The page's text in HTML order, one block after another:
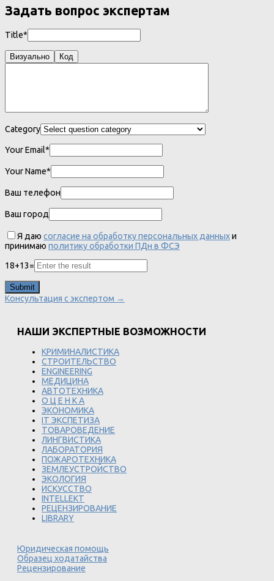
Задать вопрос экспертам
Title*
Визуально Код
Category
Your Email*
Your Name*
Ваш телефон
Ваш город
Я даю согласие на обработку персональных данныхи
принимаю политику обработки ПДн в ФСЭ
18+13=
Консультация с экспертом →
НАШИ ЭКСПЕРТНЫЕ ВОЗМОЖНОСТИ
КРИМИНАЛИСТИКА
СТРОИТЕЛЬСТВО
ENGINEERING
МЕДИЦИНА
АВТОТЕХНИКА
О Ц Е Н К А
ЭКОНОМИКА
IT ЭКСПЕТИЗА
ТОВАРОВЕДЕНИЕ
ЛИНГВИСТИКА
ЛАБОРАТОРИЯ
ПОЖАРОТЕХНИКА
ЗЕМЛЕУСТРОЙСТВО
ЭКОЛОГИЯ
ИСКУССТВО
INTELLEKT
РЕЦЕНЗИРОВАНИЕ
LIBRARY
Юридическая помощь
Образец ходатайства
Рецензирование